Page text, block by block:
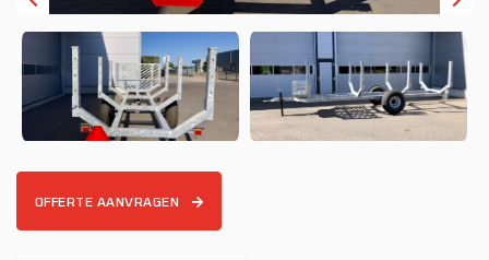
OFFERTE AANVRAGEN